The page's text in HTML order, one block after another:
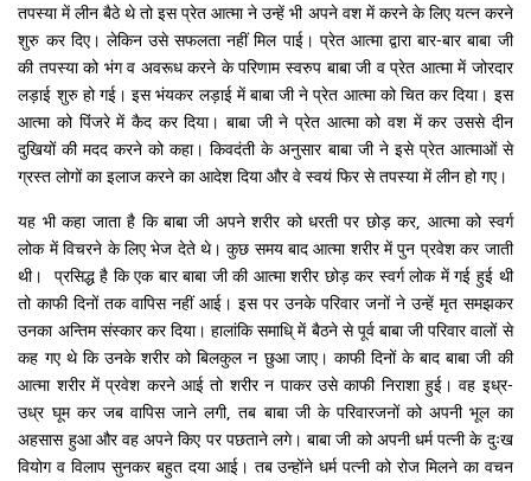
तपस्या में लीन बैठे थे तो इस प्रेत आत्मा ने उन्हें भी अपने वश में करने के लिए यत्न करने
शुरु कर दिए। लेकिन उसे सफलता नहीं मिल पाई। प्रेत आत्मा द्वारा बार-बार बाबा जी
की तपस्या को भंग व अवरूध करने के परिणाम स्वरुप बाबा जी व प्रेत आत्मा में जोरदार
लड़ाई शुरु हो गई। इस भंयकर लड़ाई में बाबा जी ने प्रेत आत्मा को चित कर दिया। इस
आत्मा को पिंजरे में कैद कर दिया। बाबा जी ने प्रेत आत्मा को वश में कर उससे दीन
दुखियों की मदद करने को कहा। किवदंती के अनुसार बाबा जी ने इसे प्रेत आत्माओं से
ग्रस्त लोगों का इलाज करने का आदेश दिया और वे स्वयं फिर से तपस्या में लीन हो गए।
यह भी कहा जाता है कि बाबा जी अपने शरीर को धरती पर छोड़ कर, आत्मा को स्वर्ग
लोक में विचरने के लिए भेज देते थे। कुछ समय बाद आत्मा शरीर में पुन प्रवेश कर जाती
थी। प्रसिद्ध है कि एक बार बाबा जी की आत्मा शरीर छोड़ कर स्वर्ग लोक में गई हुई थी
तो काफी दिनों तक वापिस नहीं आई। इस पर उनके परिवार जनों ने उन्हें मृत समझकर
उनका अन्तिम संस्कार कर दिया। हालांकि समाधि् में बैठने से पूर्व बाबा जी परिवार वालों से
कह गए थे कि उनके शरीर को बिलकुल न छुआ जाए। काफी दिनों के बाद बाबा जी की
आत्मा शरीर में प्रवेश करने आई तो शरीर न पाकर उसे काफी निराशा हुई। वह इध्र-
उध्र घूम कर जब वापिस जाने लगी, तब बाबा जी के परिवारजनों को अपनी भूल का
अहसास हुआ और वह अपने किए पर पछताने लगे। बाबा जी को अपनी धर्म पत्नी के दुःख
वियोग व विलाप सुनकर बहुत दया आई। तब उन्होंने धर्म पत्नी को रोज मिलने का वचन